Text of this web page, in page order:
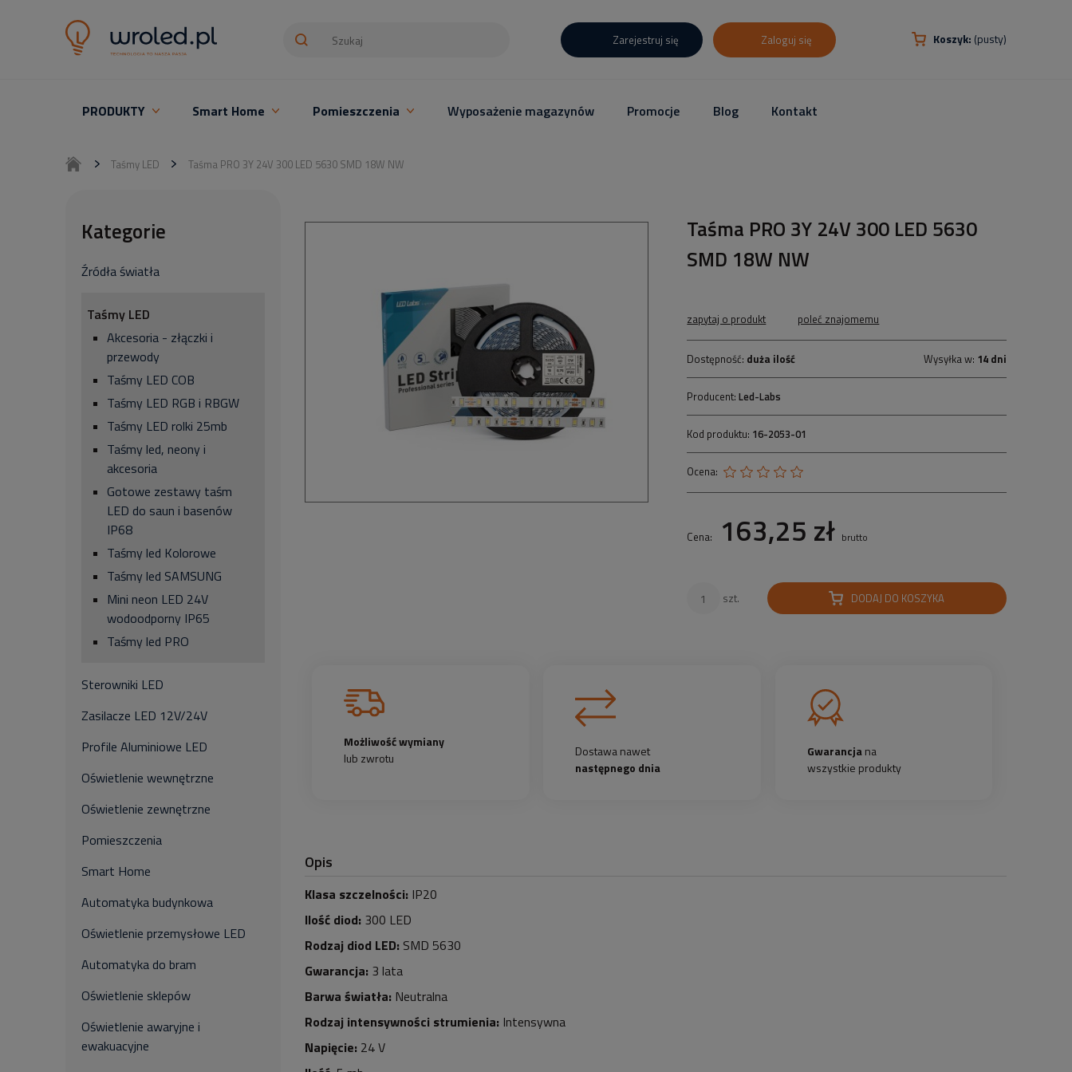
Koszyk: (pusty)
Zarejestruj się Zaloguj się
PRODUKTY Smart Home Pomieszczenia Wyposażenie magazynów Promocje Blog Kontakt
Taśmy LED Taśma PRO 3Y 24V 300 LED 5630 SMD 18W NW
Kategorie
Źródła światła
Taśmy LED
Akcesoria - złączki i
przewody
Taśmy LED COB
Taśmy LED RGB i RBGW
Taśmy LED rolki 25mb
Taśmy led, neony i
akcesoria
Gotowe zestawy taśm
LED do saun i basenów
IP68
Taśmy led Kolorowe
Taśmy led SAMSUNG
Mini neon LED 24V
wodoodporny IP65
Taśmy led PRO
Sterowniki LED
Zasilacze LED 12V/24V
Profile Aluminiowe LED
Oświetlenie wewnętrzne
Oświetlenie zewnętrzne
Pomieszczenia
Smart Home
Automatyka budynkowa
Oświetlenie przemysłowe LED
Automatyka do bram
Oświetlenie sklepów
Oświetlenie awaryjne i
ewakuacyjne
Taśma PRO 3Y 24V 300 LED 5630
SMD 18W NW
zapytaj o produkt poleć znajomemu
Dostępność: duża ilość Wysyłka w: 14 dni
Producent:Led-Labs
Kod produktu: 16-2053-01
Ocena:
Cena: 163,25 zł brutto
szt. DODAJ DO KOSZYKA
Możliwość wymiany
lub zwrotu
Dostawa nawet
następnego dnia
Gwarancjana
wszystkie produkty
Opis
Klasa szczelności: IP20
Ilość diod: 300 LED
Rodzaj diod LED: SMD 5630
Gwarancja: 3 lata
Barwa światła: Neutralna
Rodzaj intensywności strumienia: Intensywna
Napięcie: 24 V